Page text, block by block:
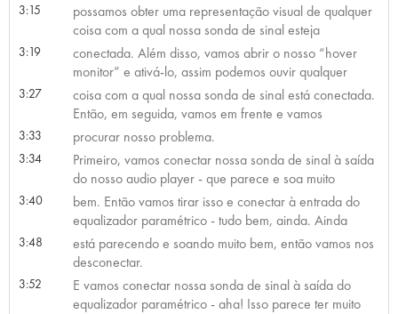
3:15
possamos obter uma representação visual de qualquer
coisa com a qual nossa sonda de sinal esteja
3:19
conectada. Além disso, vamos abrir o nosso “hover
monitor” e ativá-lo, assim podemos ouvir qualquer
3:27
coisa com a qual nossa sonda de sinal está conectada.
Então, em seguida, vamos em frente e vamos
3:33 procurar nosso problema.
3:34
Primeiro, vamos conectar nossa sonda de sinal à saída
do nosso audio player - que parece e soa muito
3:40
bem. Então vamos tirar isso e conectar à entrada do
equalizador paramétrico - tudo bem, ainda. Ainda
3:48
está parecendo e soando muito bem, então vamos nos
desconectar.
3:52
E vamos conectar nossa sonda de sinal à saída do
equalizador paramétrico - aha! Isso parece ter muito